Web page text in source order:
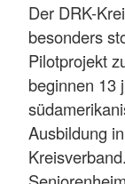
Der DRK-
besonders
Pilotprojekt
beginnen 13
Ausbildung